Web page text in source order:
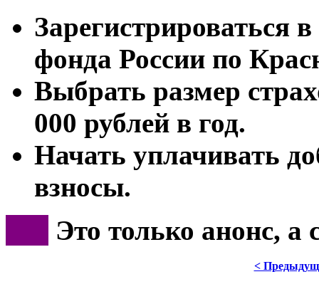
Зарегистрироваться
фонда России по
Выбрать размер
000 рублей в год.
Начать уплачивать
взносы.
Это только анонс, а
<